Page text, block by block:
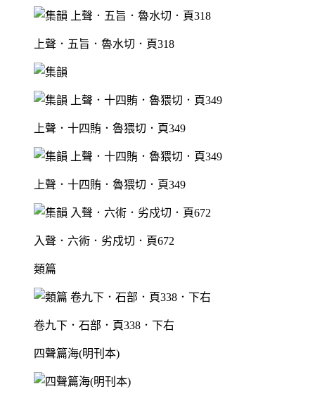
上聲．五旨．魯水切．頁318
上聲．十四賄．魯猥切．頁349
上聲．十四賄．魯猥切．頁349
入聲．六術．劣戍切．頁672
類篇
卷九下．石部．頁338．下右
四聲篇海(明刊本)